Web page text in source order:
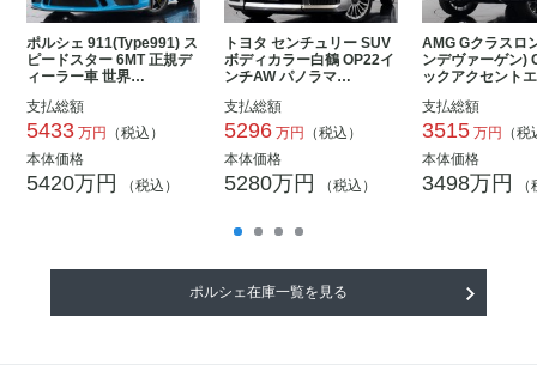
ポルシェ 911(Type991) ス
ピードスター 6MT 正規デ
ィーラー車 世界…
支払総額
5433 万円
（税込）
本体価格
5420万円 （税込）
トヨタ センチュリー SUV
ボディカラー白鶴 OP22イ
ンチAW パノラマ…
支払総額
5296 万円
（税込）
本体価格
5280万円 （税込）
AMG Gクラスロ
ンデヴァーゲン)
ックアクセント
支払総額
3515 万円
（
本体価格
3498万円
ポルシェ在庫一覧を見る